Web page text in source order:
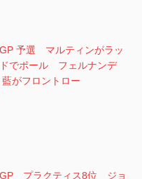
予選 マルティンがラッ
でポール フェルナンデ
藍がフロントロー
GP プラクティス8位 ジョ